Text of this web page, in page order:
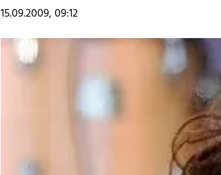
15.09.2009, 09:12